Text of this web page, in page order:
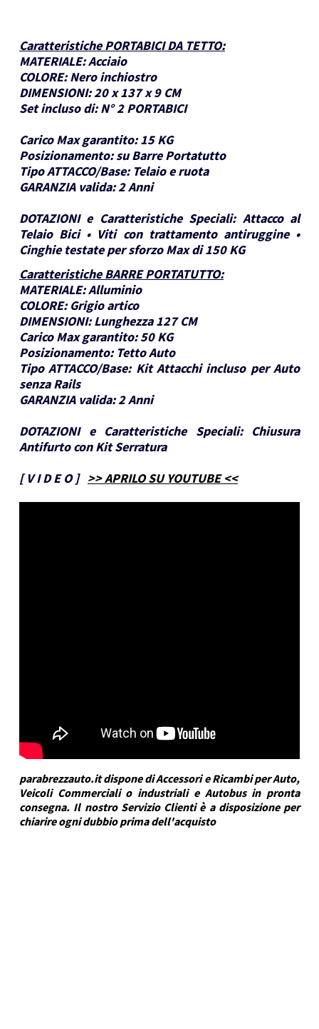
Caratteristiche PORTABICI DA TETTO:
MATERIALE:Acciaio
COLORE: Nero inchiostro
DIMENSIONI:20 x 137 x 9 CM
Set incluso di: N° 2 PORTABICI
Carico Max garantito: 15 KG
Posizionamento: su Barre Portatutto
Tipo ATTACCO/Base: Telaio e ruota
GARANZIA valida:2 Anni
DOTAZIONI e Caratteristiche Speciali: Attacco al
Telaio Bici • Viti con trattamento antiruggine •
Cinghie testate per sforzo Max di 150 KG
Caratteristiche BARRE PORTATUTTO:
MATERIALE:Alluminio
COLORE: Grigio artico
DIMENSIONI: Lunghezza 127 CM
Carico Max garantito: 50 KG
Posizionamento: Tetto Auto
Tipo ATTACCO/Base: Kit Attacchi incluso per Auto
senza Rails
GARANZIA valida:2 Anni
DOTAZIONI e Caratteristiche Speciali:
Chiusura
Antifurto con Kit Serratura
[V I D E O] >> APRILO SU YOUTUBE <<
parabrezzauto.it dispone di Accessori e Ricambi per Auto,
Veicoli Commerciali o industriali e Autobus in pronta
consegna. Il nostro Servizio Clienti è a disposizione per
chiarire ogni dubbio prima dell'acquisto